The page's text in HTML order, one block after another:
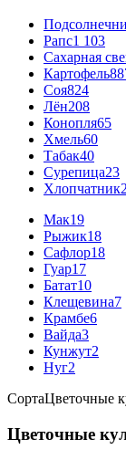
Рапс1 103
Сахарная
Картофель
Соя824
Лён208
Конопля65
Хмель60
Табак40
Сурепица23
Хлопчатник
Мак19
Рыжик18
Сафлор18
Гуар17
Батат10
Клещевина7
Крамбе6
Вайда3
Кунжут2
Нуг2
СортаЦветочные
Цветочные